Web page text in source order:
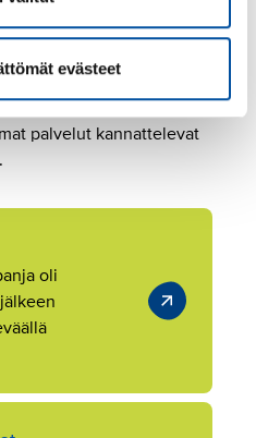
evästeet
suurin osa kansasta
ovat olennaisia toimivan
työ on Suomen tärkein
palvelut kannattelevat
oli